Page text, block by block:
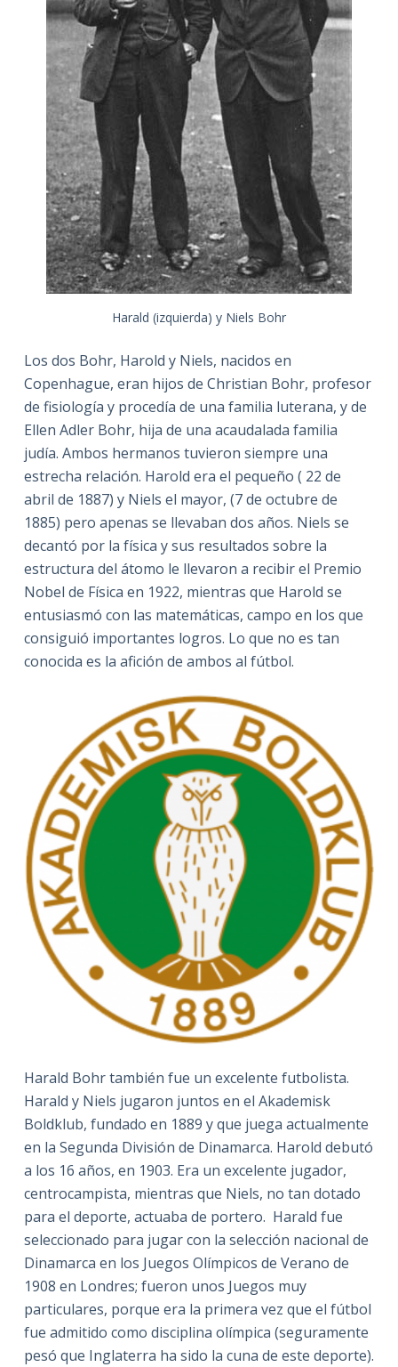
Harald (izquierda) y Niels Bohr
Los dos Bohr, Harold y Niels, nacidos en
Copenhague, eran hijos de Christian Bohr, profesor
de fisiología y procedía de una familia luterana, y de
Ellen Adler Bohr, hija de una acaudalada familia
judía. Ambos hermanos tuvieron siempre una
estrecha relación. Harold era el pequeño ( 22 de
abril de 1887) y Niels el mayor, (7 de octubre de
1885) pero apenas se llevaban dos años. Niels se
decantó por la física y sus resultados sobre la
estructura del átomo le llevaron a recibir el Premio
Nobel de Física en 1922, mientras que Harold se
entusiasmó con las matemáticas, campo en los que
consiguió importantes logros. Lo que no es tan
conocida es la afición de ambos al fútbol.
Harald Bohr también fue un excelente futbolista.
Harald y Niels jugaron juntos en el Akademisk
Boldklub, fundado en 1889 y que juega actualmente
en la Segunda División de Dinamarca. Harold debutó
a los 16 años, en 1903. Era un excelente jugador,
centrocampista, mientras que Niels, no tan dotado
para el deporte, actuaba de portero. Harald fue
seleccionado para jugar con la selección nacional de
Dinamarca en los Juegos Olímpicos de Verano de
1908 en Londres; fueron unos Juegos muy
particulares, porque era la primera vez que el fútbol
fue admitido como disciplina olímpica (seguramente
pesó que Inglaterra ha sido la cuna de este deporte).